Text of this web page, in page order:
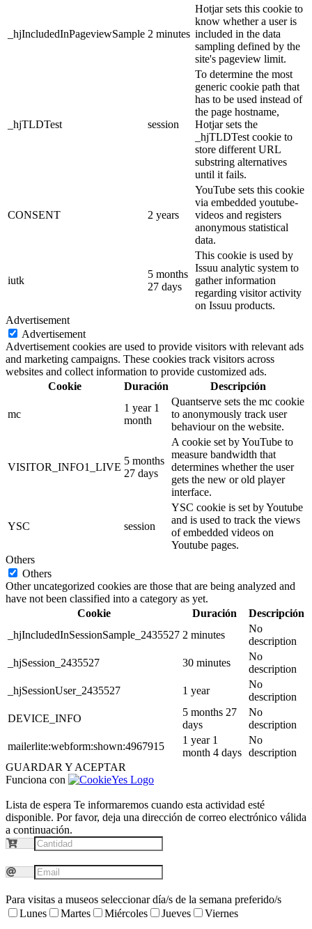
_hjIncludedInPageviewSample 2 minutes
Hotjar sets this cookie to
know whether a user is
included in the data
sampling defined by the
site's pageview limit.
_hjTLDTest session
To determine the most
generic cookie path that
has to be used instead of
the page hostname,
Hotjar sets the
_hjTLDTest cookie to
store different URL
substring alternatives
until it fails.
CONSENT 2 years
YouTube sets this cookie
via embedded youtube-
videos and registers
anonymous statistical
data.
iutk
5 months
27 days
This cookie is used by
Issuu analytic system to
gather information
regarding visitor activity
on Issuu products.
Advertisement
Advertisement
Advertisement cookies are used to provide visitors with relevant ads
and marketing campaigns. These cookies track visitors across
websites and collect information to provide customized ads.
Cookie
Duración Descripción
mc
1 year 1
month
Quantserve sets the mc cookie
to anonymously track user
behaviour on the website.
VISITOR_INFO1_LIVE
5 months
27 days
A cookie set by YouTube to
measure bandwidth that
determines whether the user
gets the new or old player
interface.
YSC session
YSC cookie is set by Youtube
and is used to track the views
of embedded videos on
Youtube pages.
Others
Others
Other uncategorized cookies are those that are being analyzed and
have not been classified into a category as yet.
Cookie
Duración
Descripción
_hjIncludedInSessionSample_2435527 2 minutes
No
description
_hjSession_2435527
30 minutes
No
description
_hjSessionUser_2435527
1 year
No
description
DEVICE_INFO
5 months 27
days
No
description
mailerlite:webform:shown:4967915
1 year 1
month 4 days
No
description
GUARDAR Y ACEPTAR
Funciona con
Lista de espera Te informaremos cuando esta actividad esté
disponible. Por favor, deja una dirección de correo electrónico válida
a continuación.
Para visitas a museos seleccionar día/s de la semana preferido/s
Lunes
Martes Miércoles Jueves Viernes